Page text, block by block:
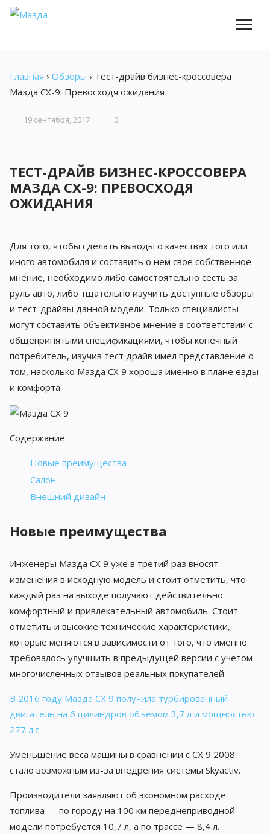
Главная › Обзоры › Тест-драйв бизнес-кроссовера
Мазда CX-9: Превосходя ожидания
19 сентября, 2017 0
ТЕСТ-ДРАЙВ БИЗНЕС-КРОССОВЕРА
МАЗДА CX-9: ПРЕВОСХОДЯ
ОЖИДАНИЯ
Для того, чтобы сделать выводы о качествах того или
иного автомобиля и составить о нем свое собственное
мнение, необходимо либо самостоятельно сесть за
руль авто, либо тщательно изучить доступные обзоры
и тест-драйвы данной модели. Только специалисты
могут составить объективное мнение в соответствии с
общепринятыми спецификациями, чтобы конечный
потребитель, изучив тест драйв имел представление о
том, насколько Мазда CX 9 хороша именно в плане езды
и комфорта.
Содержание
Новые преимущества
Салон
Внешний дизайн
Новые преимущества
Инженеры Мазда CX 9 уже в третий раз вносят
изменения в исходную модель и стоит отметить, что
каждый раз на выходе получают действительно
комфортный и привлекательный автомобиль. Стоит
отметить и высокие технические характеристики,
которые меняются в зависимости от того, что именно
требовалось улучшить в предыдущей версии с учетом
многочисленных отзывов реальных покупателей.
В 2016 году Мазда CX 9 получила турбированный
двигатель на 6 цилиндров объемом 3,7 л и мощностью
277 л.с.
Уменьшение веса машины в сравнении с CX 9 2008
стало возможным из-за внедрения системы Skyactiv.
Производители заявляют об экономном расходе
топлива — по городу на 100 км переднеприводной
модели потребуется 10,7 л, а по трассе — 8,4 л.